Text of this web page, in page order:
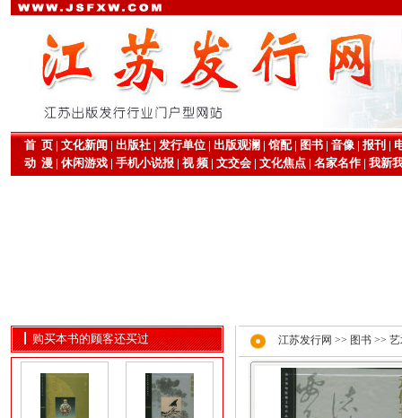
首 页| 文化新闻 | 出版社| 发行单位| 出版观澜 | 馆配| 图书| 音像| 报刊 |
动 漫| 休闲游戏| 手机小说报| 视 频| 文交会| 文化焦点| 名家名作| 我新
购买本书的顾客还买过 江苏发行网 >> 图书 >>